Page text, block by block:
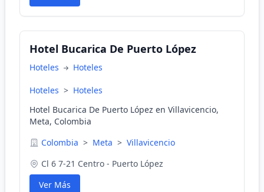
Hotel Bucarica De Puerto López
Hoteles Hoteles
Hoteles > Hoteles
Hotel Bucarica De Puerto López en Villavicencio,
Meta, Colombia
Colombia > Meta > Villavicencio
Cl 6 7-21 Centro - Puerto López
Ver Más